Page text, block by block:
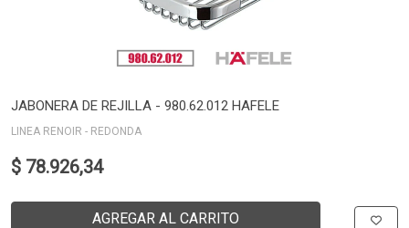
JABONERA DE REJILLA - 980.62.012 HAFELE
LINEA RENOIR - REDONDA
$ 78.926,34
AGREGAR AL CARRITO